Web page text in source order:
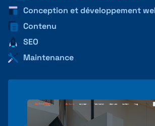
+41 31 552 00 72
Envoyer un message 💌
Conception et développement
Contenu
SEO
Maintenance